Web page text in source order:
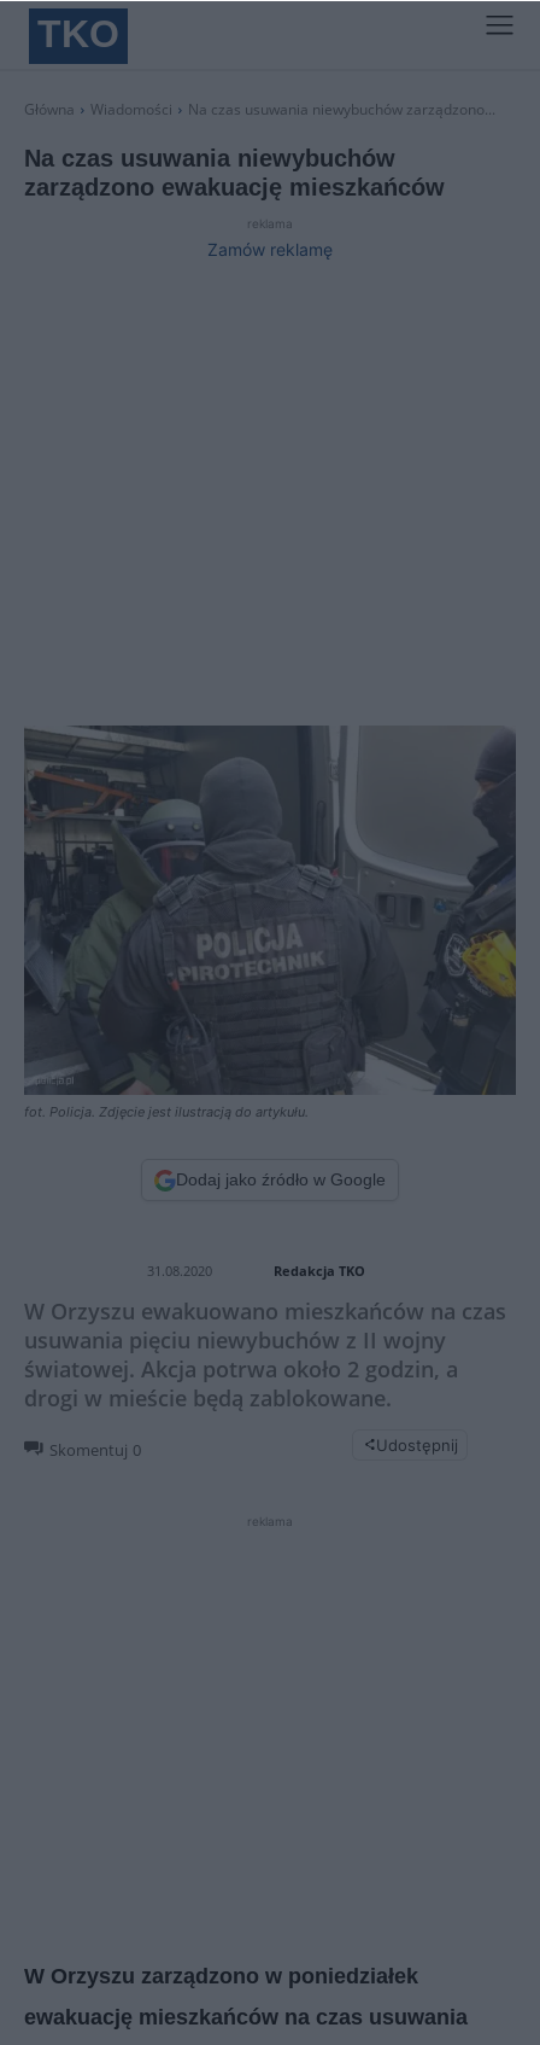
TKO
Główna Wiadomości Na czas usuwania niewybuchów zarządzono...
Na czas usuwania niewybuchów
zarządzono ewakuację mieszkańców
reklama
Zamów reklamę
fot. Policja. Zdjęcie jest ilustracją do artykułu.
Dodaj jako źródło w Google
31.08.2020 Redakcja TKO
W Orzyszu ewakuowano mieszkańców na czas
usuwania pięciu niewybuchów z II wojny
światowej. Akcja potrwa około 2 godzin, a
drogi w mieście będą zablokowane.
Skomentuj 0 Udostępnij
reklama
W Orzyszu zarządzono w poniedziałek
ewakuację mieszkańców na czas usuwania